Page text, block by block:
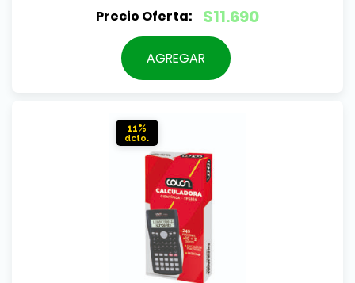
El
precio
original
$11.690
El
precio
actual
AGREGAR
11%